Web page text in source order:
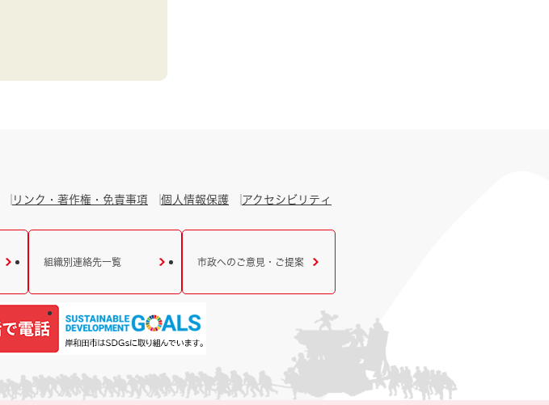
リンク・著作権・免責事項 個人情報保護 アクセシビリティ
組織別連絡先一覧 市政へのご意見・ご提案